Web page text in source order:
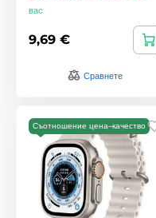
вас
9,69 €
Сравнете
Съотношение цена–качество